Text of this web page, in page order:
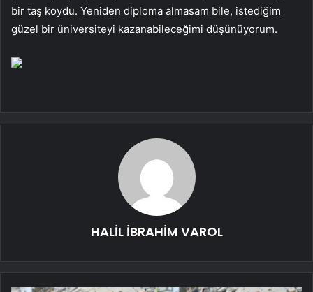
bir taş koydu. Yeniden diploma almasam bile, istediğim
güzel bir üniversiteyi kazanabileceğimi düşünüyorum.
HALİL İBRAHİM VAROL